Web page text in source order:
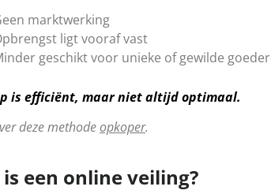
marktwerking
ligt vooraf vast
geschikt voor unieke of gewilde
is efficiënt, maar niet altijd optimaal.
deze methodeopkoper.
een online veiling?